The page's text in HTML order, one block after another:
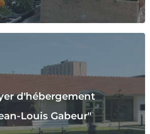
d'hébergement
Louis Gabeur"